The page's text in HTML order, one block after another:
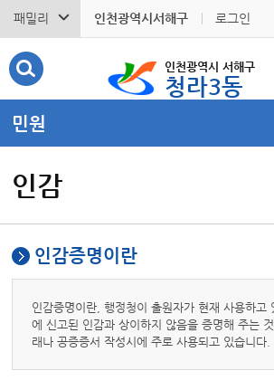
패밀리 인천광역시서해구 로그인
인천광역시 서해구
청라3동
민원
인감
인감증명이란
인감증명이란, 행정청이 출원자가 현재 사용하고
에 신고된 인감과 상이하지 않음을 증명해 주는
래나 공증증서 작성시에 주로 사용되고 있습니다.